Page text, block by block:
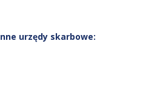
urzędy skarbowe: